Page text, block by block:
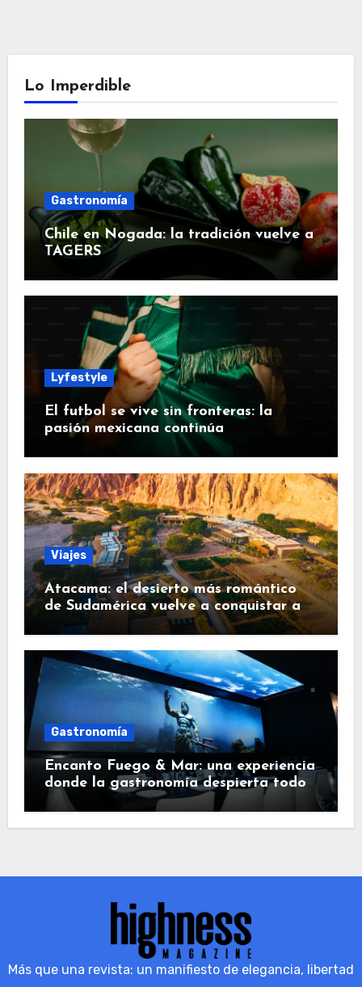
Lo Imperdible
Gastronomía
Chile en Nogada: la tradición vuelve a
TAGERS
Lyfestyle
El futbol se vive sin fronteras: la
pasión mexicana continúa
Viajes
Atacama: el desierto más romántico
de Sudamérica vuelve a conquistar a
los viajeros
Gastronomía
Encanto Fuego & Mar: una experiencia
donde la gastronomía despierta todos
los sentidos
Más que una revista: un manifiesto de elegancia, libertad